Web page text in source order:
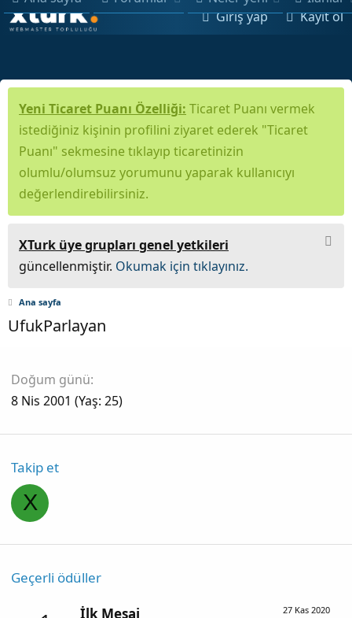
Giriş yap Kayıt ol
Yeni Ticaret Puanı Özelliği: Ticaret Puanı vermek
istediğiniz kişinin profilini ziyaret ederek "Ticaret
Puanı" sekmesine tıklayıp ticaretinizin
olumlu/olumsuz yorumunu yaparak kullanıcıyı
değerlendirebilirsiniz.
XTurk üye grupları genel yetkileri
güncellenmiştir. Okumak için tıklayınız.
Ana sayfa
UfukParlayan
Doğum günü
8 Nis 2001 (Yaş: 25)
Takip et
X
Geçerli ödüller
27 Kas 2020
İlk Mesaj